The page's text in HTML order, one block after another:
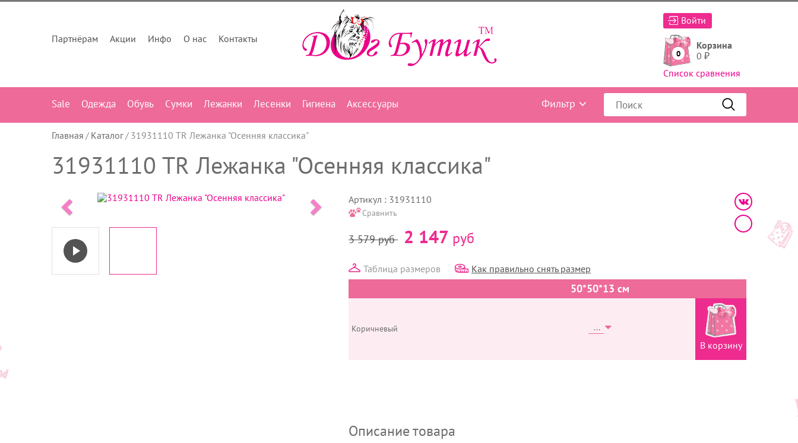
Партнёрам Акции Инфо О нас Контакты
Войти
0
Корзина
0 ₽
Список сравнения
Sale Одежда Обувь Сумки Лежанки Лесенки Гигиена Аксессуары Фильтр
Главная Каталог 31931110 TR Лежанка "Осенняя классика"
31931110 TR Лежанка "Осенняя классика"
Артикул : 31931110
Сравнить
3 579руб 2 147 руб
Таблица размеров Как правильно снять размер
50*50*13 см
Коричневый
В корзину
Описание товара